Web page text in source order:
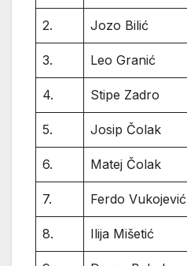
2. Jozo Bilić
3. Leo Granić
4. Stipe Zadro
5. Josip Čolak
6. Matej Čolak
7. Ferdo Vukojević
8. Ilija Mišetić